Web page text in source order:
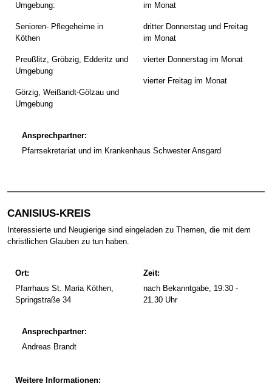
Umgebung:
Senioren- Pflegeheime in
Köthen
Preußlitz, Gröbzig, Edderitz und
Umgebung
Görzig, Weißandt-Gölzau und
Umgebung
im Monat
dritter Donnerstag und Freitag
im Monat
vierter Donnerstag im Monat
vierter Freitag im Monat
Ansprechpartner:
Pfarrsekretariat und im Krankenhaus Schwester Ansgard
CANISIUS-KREIS
Interessierte und Neugierige sind eingeladen zu Themen, die mit dem
christlichen Glauben zu tun haben.
Ort:
Pfarrhaus St. Maria Köthen,
Springstraße 34
Zeit:
nach Bekanntgabe, 19:30 -
21.30 Uhr
Ansprechpartner:
Andreas Brandt
Weitere Informationen: